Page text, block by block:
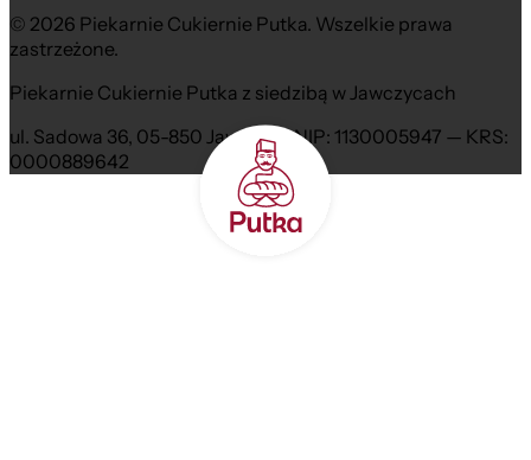
© 2026 Piekarnie Cukiernie Putka. Wszelkie prawa
zastrzeżone.
Piekarnie Cukiernie Putka z siedzibą w Jawczycach
ul. Sadowa 36, 05-850 Jawczyce NIP: 1130005947 — KRS:
0000889642